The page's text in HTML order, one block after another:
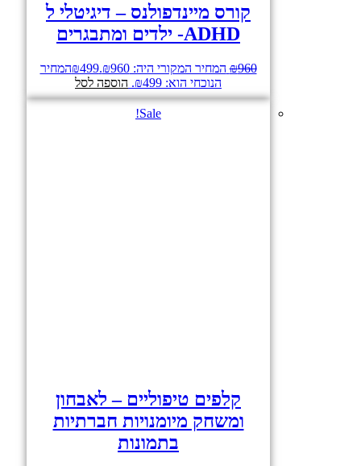
קורס מיינדפולנס – דיגיטלי ל
ADHD- ילדים ומתבגרים
₪960 המחיר המקורי היה: ₪960. ₪499
המחיר
הנוכחי הוא: ₪499.
הוספה לסל
Sale!
קלפים טיפוליים – לאבחון
ומשחק מיומנויות חברתיות
בתמונות